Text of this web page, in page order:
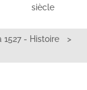
siècle
1527 - Histoire